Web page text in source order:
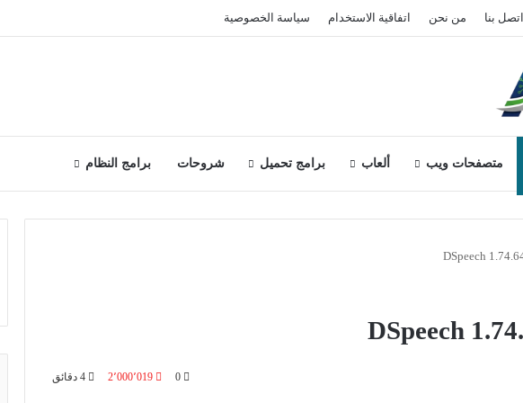
اتصل بنا من نحن اتفاقية الاستخدام سياسة الخصوصية
متصفحات ويب ألعاب برامج تحميل شروحات
برامج النظام
0 2٬000٬019